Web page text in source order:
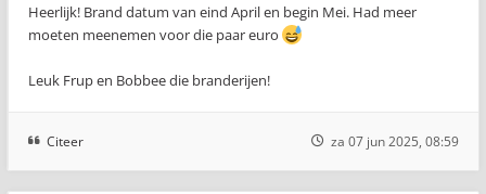
Heerlijk! Brand datum van eind April en begin Mei. Had meer
moeten meenemen voor die paar euro
Leuk Frup en Bobbee die branderijen!
Citeer za 07 jun 2025, 08:59